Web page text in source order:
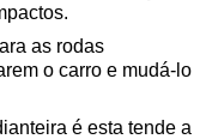
as rodas
o carro e mudá-lo
é esta tende a